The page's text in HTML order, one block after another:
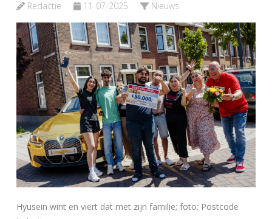
Redactie 11-07-2025 Nieuws
Hyusein wint en viert dat met zijn familie; foto: Postcode